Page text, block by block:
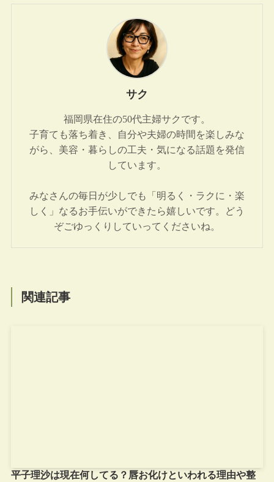
サク
福岡県在住の50代主婦サクです。
子育ても落ち着き、自分や夫婦の時間を楽しみな
がら、美容・暮らしの工夫・気になる話題を発信
しています。
みなさんの毎日が少しでも「明るく・ラクに・楽
しく」なるお手伝いができたら嬉しいです。どう
ぞごゆっくりしていってくださいね。
関連記事
平子理沙は現在何してる？唇お化けといわれる理由や整